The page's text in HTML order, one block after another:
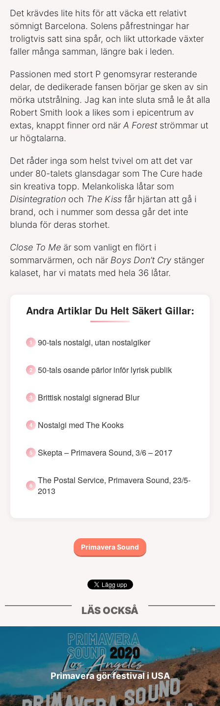
Det krävdes lite hits för att väcka ett relativt
sömnigt Barcelona. Solens påfrestningar har
troligtvis satt sina spår, och likt uttorkade växter
faller många samman, längre bak i leden.
Passionen med stort P genomsyrar resterande
delar, de dedikerade fansen börjar ge sken av sin
mörka utstrålning. Jag kan inte sluta små le åt alla
Robert Smith look a likes som i epicentrum av
extas, knappt finner ord när A Forest strömmar ut
ur högtalarna.
Det råder inga som helst tvivel om att det var
under 80-talets glansdagar som The Cure hade
sin kreativa topp. Melankoliska låtar som
Disintegration och The Kiss får hjärtan att gå i
brand, och i nummer som dessa går det inte
blunda för deras storhet.
Close To Me är som vanligt en flört i
sommarvärmen, och när Boys Don’t Cry stänger
kalaset, har vi matats med hela 36 låtar.
Andra Artiklar Du Helt Säkert Gillar:
90-tals nostalgi, utan nostalgiker
50-tals osande pärlor inför lyrisk publik
Brittisk nostalgi signerad Blur
Nostalgi med The Kooks
Skepta – Primavera Sound, 3/6 – 2017
The Postal Service, Primavera Sound, 23/5-
2013
Primavera Sound
LÄS OCKSÅ
Primavera gör festival i USA